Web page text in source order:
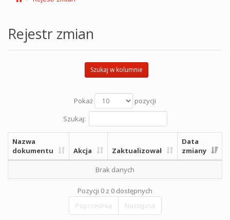
Rejestr zmian
Szukaj w kolumnie
Pokaż
pozycji
Szukaj:
Nazwa
dokumentu
Akcja Zaktualizował
Data
zmiany
Brak danych
Pozycji 0 z 0 dostępnych
Poprzednia
Następna